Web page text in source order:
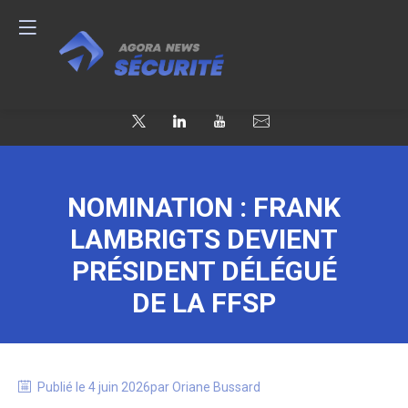
NOMINATION : FRANK
LAMBRIGTS DEVIENT
PRÉSIDENT DÉLÉGUÉ
DE LA FFSP
Publié le 4 juin 2026parOriane Bussard